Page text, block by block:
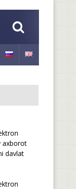
axborot
davlat